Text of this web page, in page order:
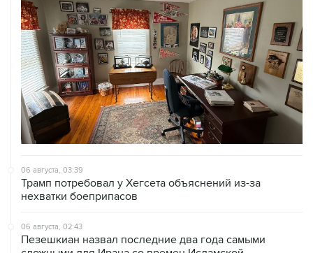
06 августа, 03:39
Трамп потребовал у Хегсета объяснений из-за
нехватки боеприпасов
06 августа, 02:43
Пезешкиан назвал последние два года самыми